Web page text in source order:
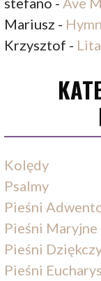
Mariusz -
Krzysztof -
Kolędy
Psalmy
Pieśni
Pieśni Maryjne
Pieśni
Pieśni